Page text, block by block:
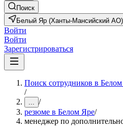
Поиск
Белый Яр (Ханты-Мансийский АО)
Войти
Войти
Зарегистрироваться
Поиск сотрудников в
/
... /
резюме в Белом Яре/
менеджер по